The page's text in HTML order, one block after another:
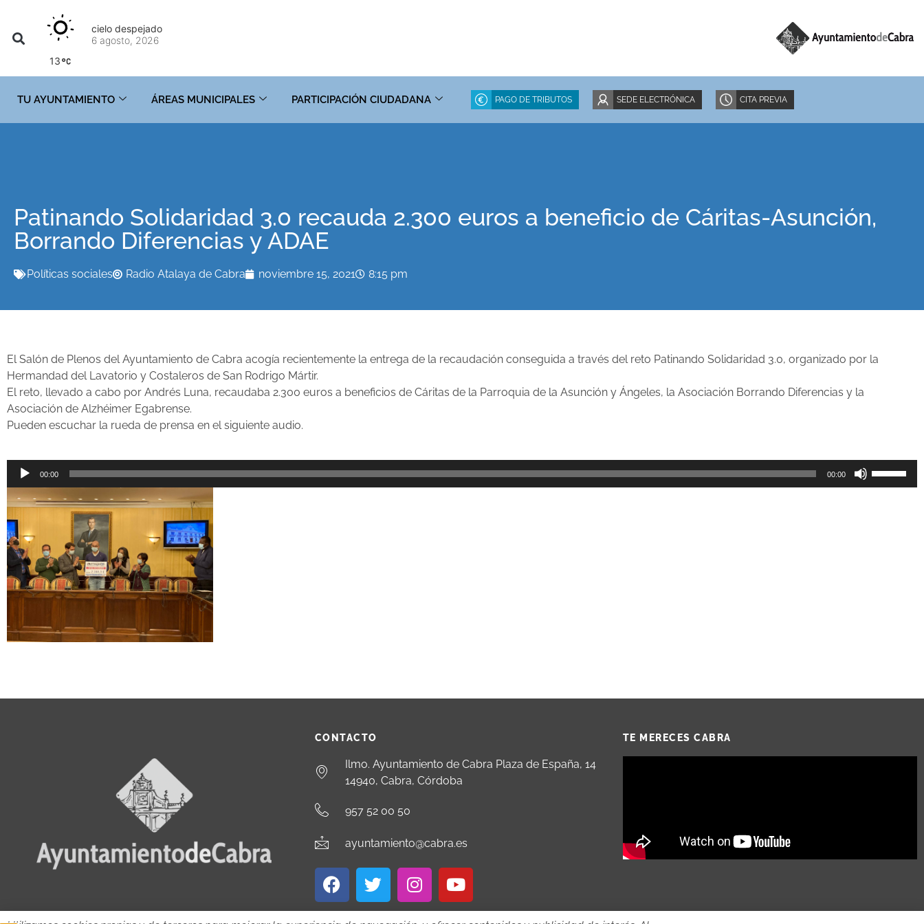
13
cielo despejado
6 agosto, 2026
TU AYUNTAMIENTO ÁREAS MUNICIPALES PARTICIPACIÓN CIUDADANA PAGO DE TRIBUTOS SEDE ELECTRÓNICA CITA PREVIA
Patinando Solidaridad 3.0 recauda 2.300 euros a beneficio de Cáritas-Asunción,
Borrando Diferencias y ADAE
Políticas sociales Radio Atalaya de Cabra noviembre 15, 2021 8:15 pm
El Salón de Plenos del Ayuntamiento de Cabra acogía recientemente la entrega de la recaudación conseguida a través del reto Patinando Solidaridad 3.0, organizado por la
Hermandad del Lavatorio y Costaleros de San Rodrigo Mártir.
El reto, llevado a cabo por Andrés Luna, recaudaba 2.300 euros a beneficios de Cáritas de la Parroquia de la Asunción y Ángeles, la Asociación Borrando Diferencias y la
Asociación de Alzhéimer Egabrense.
Pueden escuchar la rueda de prensa en el siguiente audio.
Reproductor
audio
00:00 00:00
CONTACTO
Ilmo. Ayuntamiento de Cabra Plaza de España, 14
14940, Cabra, Córdoba
957 52 00 50
ayuntamiento@cabra.es
TE MERECES CABRA